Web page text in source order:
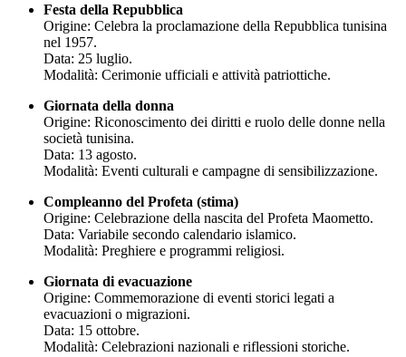
Festa della Repubblica
Origine: Celebra la proclamazione della Repubblica tunisina
nel 1957.
Data: 25 luglio.
Modalità: Cerimonie ufficiali e attività patriottiche.
Giornata della donna
Origine: Riconoscimento dei diritti e ruolo delle donne nella
società tunisina.
Data: 13 agosto.
Modalità: Eventi culturali e campagne di sensibilizzazione.
Compleanno del Profeta (stima)
Origine: Celebrazione della nascita del Profeta Maometto.
Data: Variabile secondo calendario islamico.
Modalità: Preghiere e programmi religiosi.
Giornata di evacuazione
Origine: Commemorazione di eventi storici legati a
evacuazioni o migrazioni.
Data: 15 ottobre.
Modalità: Celebrazioni nazionali e riflessioni storiche.